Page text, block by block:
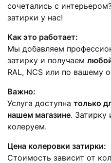
сочетались с
затирки у нас!
Как это работает:
Мы добавляем
затирку и получаем
RAL, NCS или по вашему
Важно:
Услуга доступна только
нашем магазине. Затирку
колеруем.
Цена колеровки затирки:
Стоимость зависит от